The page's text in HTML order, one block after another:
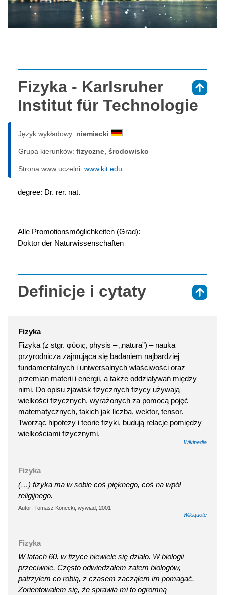
Fizyka - Karlsruher
Institut für Technologie
Język wykładowy: niemiecki
Grupa kierunków: fizyczne, środowisko
Strona www uczelni: www.kit.edu
degree: Dr. rer. nat.
Alle Promotionsmöglichkeiten (Grad):
Doktor der Naturwissenschaften
Definicje i cytaty
Fizyka
Fizyka (z stgr. φύσις, physis – „natura”) – nauka
przyrodnicza zajmująca się badaniem najbardziej
fundamentalnych i uniwersalnych właściwości oraz
przemian materii i energii, a także oddziaływań między
nimi. Do opisu zjawisk fizycznych fizycy używają
wielkości fizycznych, wyrażonych za pomocą pojęć
matematycznych, takich jak liczba, wektor, tensor.
Tworząc hipotezy i teorie fizyki, budują relacje pomiędzy
wielkościami fizycznymi.
Wikipedia
Fizyka
(…) fizyka ma w sobie coś pięknego, coś na wpół
religijnego.
Autor: Tomasz Konecki, wywiad, 2001
Wikiquote
Fizyka
W latach 60. w fizyce niewiele się działo. W biologii –
przeciwnie. Często odwiedzałem zatem biologów,
patrzyłem co robią, z czasem zacząłem im pomagać.
Zorientowałem się, że sprawia mi to ogromną